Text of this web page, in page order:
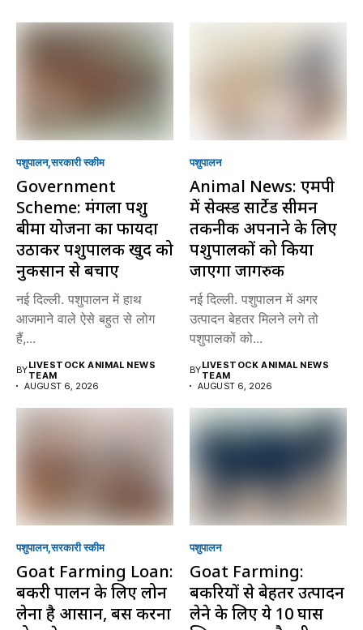
पशुपालन सरकारी स्की‍म
Government
Scheme: मंगला पशु
बीमा योजना का फायदा
उठाकर पशुपालक खुद को
नुकसान से बचाएं
नई दिल्ली. पशुपालन में हाथ
आजमाने वाले ऐसे बहुत से लोग
हैं,...
BYLIVESTOCK ANIMAL NEWS
TEAM
AUGUST 6, 2026
पशुपालन
Animal News: एमपी
में सेक्स्ड सार्टेड सीमन
तकनीक अपनाने के लिए
पशुपालकों को किया
जाएगा जागरुक
नई दिल्ली. पशुपालन में अगर
उत्पादन बेहतर मिलने लगे तो
पशुपालकों को...
BYLIVESTOCK ANIMAL NEWS
TEAM
AUGUST 6, 2026
पशुपालन सरकारी स्की‍म
Goat Farming Loan:
बकरी पालन के लिए लोन
लेना है आसान, बस करना
पशुपालन
Goat Farming:
बकरियों से बेहतर उत्पादन
लेने के लिए ये 10 घास